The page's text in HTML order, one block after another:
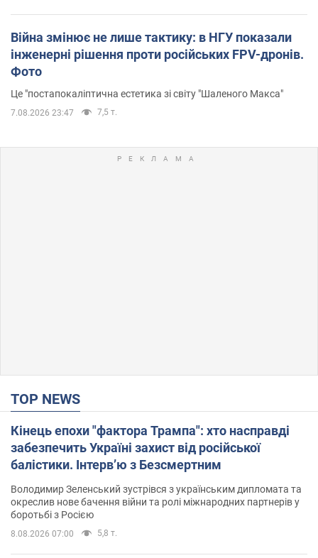
Війна змінює не лише тактику: в НГУ показали
інженерні рішення проти російських FPV-дронів.
Фото
Це "постапокаліптична естетика зі світу "Шаленого Макса"
7.08.2026 23:47 7,5 т.
TOP NEWS
Кінець епохи "фактора Трампа": хто насправді
забезпечить Україні захист від російської
балістики. Інтерв’ю з Безсмертним
Володимир Зеленський зустрівся з українським дипломата та
окреслив нове бачення війни та ролі міжнародних партнерів у
боротьбі з Росією
8.08.2026 07:00 5,8 т.